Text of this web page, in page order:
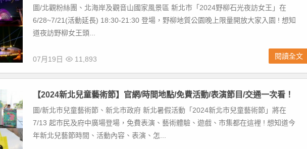
圖/北觀粉絲團、北海岸及觀音山國家風景區 新北市「2024野柳石光夜訪女王」在
6/28~7/21(活動延長) 18:30-21:30 登場，野柳地質公園晚上限量開放大家入園 ! 想知
道夜訪野柳女王頭...
07月19日 11,893 閱讀全文
【2024新北兒童藝術節】官網/時間地點/免費活動/表演節目/交通一次看！
圖/新北市兒童藝術節、新北市政府 新北暑假活動「2024新北市兒童藝術節」將在
7/13 起市民及府中廣場登場，免費表演、藝術體驗、遊戲、市集都在這裡 ! 想知道今
年新北兒藝節時間、活動內容、表演、怎...